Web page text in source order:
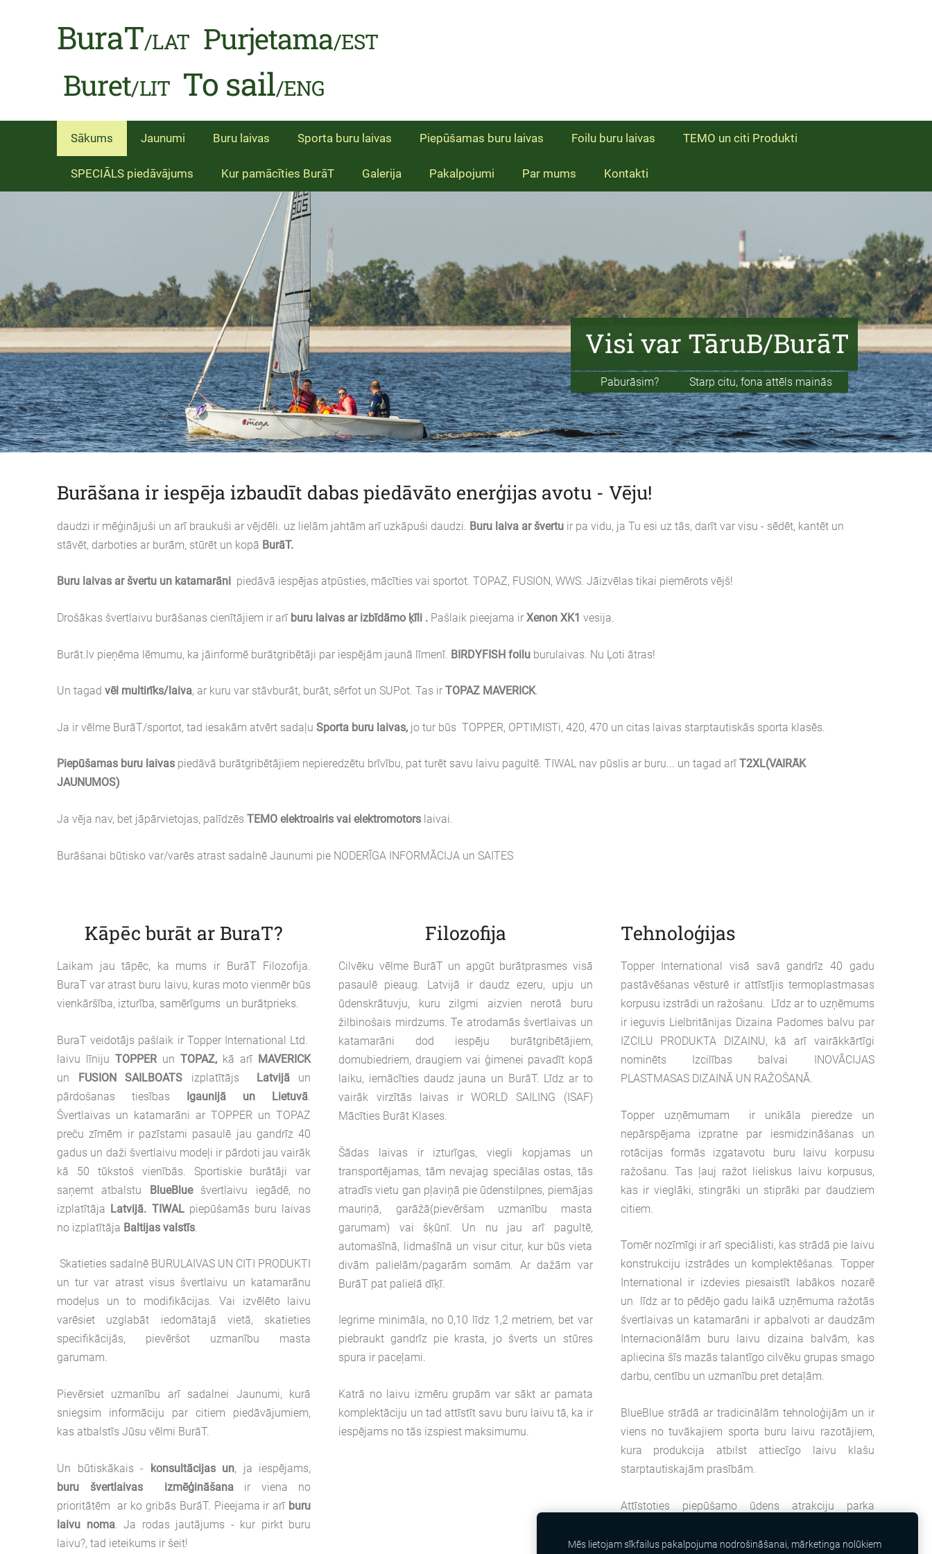
BuraT/LAT Purjetama/EST
Buret/LIT To sail/ENG
Sākums Jaunumi Buru laivas Sporta buru laivas Piepūšamas buru laivas Foilu buru laivas TEMO un citi Produkti
SPECIĀLS piedāvājums Kur pamācīties BurāT Galerija Pakalpojumi Par mums Kontakti
Visi var TāruB/BurāT
Paburāsim? Starp citu, fona attēls mainās
Burāšana ir iespēja izbaudīt dabas piedāvāto enerģijas avotu - Vēju!
daudzi ir mēģinājuši un arī braukuši ar vējdēli. uz lielām jahtām arī uzkāpuši daudzi. Buru laiva ar švertu ir pa vidu, ja Tu esi uz tās, darīt var visu - sēdēt, kantēt un
stāvēt, darboties ar burām, stūrēt un kopā BurāT.
Buru laivas ar švertu un katamarāni piedāvā iespējas atpūsties, mācīties vai sportot. TOPAZ, FUSION, WWS. Jāizvēlas tikai piemērots vējš!
Drošākas švertlaivu burāšanas cienītājiem ir arī buru laivas ar izbīdāmo ķīli . Pašlaik pieejama ir Xenon XK1 vesija.
Burāt.lv pieņēma lēmumu, ka jāinformē burātgribētāji par iespējām jaunā līmenī. BIRDYFISH foilu burulaivas. Nu Ļoti ātras!
Un tagad vēl multirīks/laiva, ar kuru var stāvburāt, burāt, sērfot un SUPot. Tas ir TOPAZ MAVERICK.
Ja ir vēlme BurāT/sportot, tad iesakām atvērt sadaļu Sporta buru laivas, jo tur būs TOPPER, OPTIMISTi, 420, 470 un citas laivas starptautiskās sporta klasēs.
Piepūšamas buru laivas piedāvā burātgribētājiem nepieredzētu brīvību, pat turēt savu laivu pagultē. TIWAL nav pūslis ar buru... un tagad arīT2XL(VAIRĀK
JAUNUMOS)
Ja vēja nav, bet jāpārvietojas, palīdzēs TEMO elektroairis vai elektromotors laivai.
Burāšanai būtisko var/varēs atrast sadalnē Jaunumi pie NODERĪGA INFORMĀCIJA un SAITES
Kāpēc burāt ar BuraT?
Laikam jau tāpēc, ka mums ir BurāT Filozofija.
BuraT var atrast buru laivu, kuras moto vienmēr būs
vienkāršība, izturība, samērīgums un burātprieks.
BuraT veidotājs pašlaik ir Topper International Ltd.
laivu līnijuTOPPER unTOPAZ, kā arī MAVERICK
un FUSION SAILBOATS izplatītājs Latvijā un
pārdošanas tiesības Igaunijā un Lietuvā
Švertlaivas un katamarāni ar TOPPER un TOPAZ
preču zīmēm ir pazīstami pasaulē jau gandrīz 40
gadus un daži švertlaivu modeļi ir pārdoti jau vairāk
kā 50 tūkstoš vienībās. Sportiskie burātāji var
saņemt atbalstu BlueBluešvertlaivu iegādē, no
izplatītāja Latvijā. TIWALpiepūšamās buru laivas
no izplatītāja Baltijas valstīs
Skatieties sadalnē BURULAIVAS UN CITI PRODUKTI
un tur var atrast visus švertlaivu un katamarānu
modeļus un to modifikācijas. Vai izvēlēto laivu
varēsiet uzglabāt iedomātajā vietā, skatieties
specifikācijās, pievēršot uzmanību masta
garumam.
Pievērsiet uzmanību arī sadalnei Jaunumi, kurā
sniegsim informāciju par citiem piedāvājumiem,
kas atbalstīs Jūsu vēlmi BurāT.
Un būtiskākais - konsultācijas un, ja iespējams,
buru švertlaivas izmēģināšanair viena no
prioritātēm ar ko gribās BurāT. Pieejama ir arī buru
laivu noma. Ja rodas jautājums - kur pirkt buru
laivu?, tad ieteikums ir šeit!
Filozofija
Cilvēku vēlme BurāT un apgūt burātprasmes visā
pasaulē pieaug. Latvijā ir daudz ezeru, upju un
ūdenskrātuvju, kuru zilgmi aizvien nerotā buru
žilbinošais mirdzums. Te atrodamās švertlaivas un
katamarāni dod iespēju burātgribētājiem,
domubiedriem, draugiem vai ģimenei pavadīt kopā
laiku, iemācīties daudz jauna un BurāT. Līdz ar to
vairāk virzītās laivas ir WORLD SAILING (ISAF)
Mācīties Burāt Klases.
Šādas laivas ir izturīgas, viegli kopjamas un
transportējamas, tām nevajag speciālas ostas, tās
atradīs vietu gan pļaviņā pie ūdenstilpnes, piemājas
mauriņā, garāžā(pievēršam uzmanību masta
garumam) vai šķūnī. Un nu jau arī pagultē,
automašīnā, lidmašīnā un visur citur, kur būs vieta
divām palielām/pagarām somām. Ar dažām var
BurāT pat palielā dīķī.
Iegrime minimāla, no 0,10 līdz 1,2 metriem, bet var
piebraukt gandrīz pie krasta, jo šverts un stūres
spura ir paceļami.
Katrā no laivu izmēru grupām var sākt ar pamata
komplektāciju un tad attīstīt savu buru laivu tā, ka ir
iespējams no tās izspiest maksimumu.
Tehnoloģijas
Topper International visā savā gandrīz 40 gadu
pastāvēšanas vēsturē ir attīstījis termoplastmasas
korpusu izstrādi un ražošanu. Līdz ar to uzņēmums
ir ieguvis Lielbritānijas Dizaina Padomes balvu par
IZCILU PRODUKTA DIZAINU, kā arī vairākkārtīgi
nominēts Izcilības balvai INOVĀCIJAS
PLASTMASAS DIZAINĀ UN RAŽOŠANĀ.
Topper uzņēmumam ir unikāla pieredze un
nepārspējama izpratne par iesmidzināšanas un
rotācijas formās izgatavotu buru laivu korpusu
ražošanu. Tas ļauj ražot lieliskus laivu korpusus,
kas ir vieglāki, stingrāki un stiprāki par daudziem
citiem.
Tomēr nozīmīgi ir arī speciālisti, kas strādā pie laivu
konstrukciju izstrādes un komplektēšanas. Topper
International ir izdevies piesaistīt labākos nozarē
un līdz ar to pēdējo gadu laikā uzņēmuma ražotās
švertlaivas un katamarāni ir apbalvoti ar daudzām
Internacionālām buru laivu dizaina balvām, kas
apliecina šīs mazās talantīgo cilvēku grupas smago
darbu, centību un uzmanību pret detaļām.
BlueBlue strādā ar tradicinālām tehnoloģijām un ir
viens no tuvākajiem sporta buru laivu razotājiem,
kura produkcija atbilst attiecīgo laivu klašu
starptautiskajām prasībām.
Attīstoties piepūšamo ūdens atrakciju parka
arī buru daudzveidībai, burātājiem ir pieejams
Mēs lietojam sīkfailus pakalpojuma nodrošināšanai, mārketinga nolūkiem